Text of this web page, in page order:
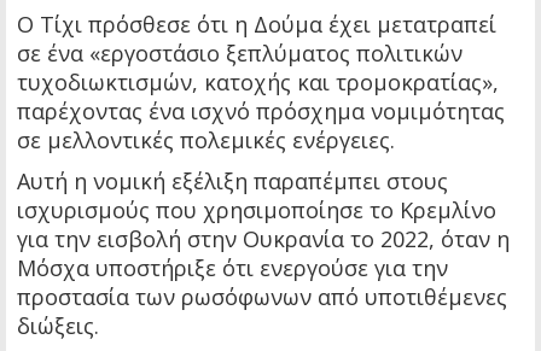
Ο Τίχι πρόσθεσε ότι η Δούμα έχει μετατραπεί
σε ένα «εργοστάσιο ξεπλύματος πολιτικών
τυχοδιωκτισμών, κατοχής και τρομοκρατίας»,
παρέχοντας ένα ισχνό πρόσχημα νομιμότητας
σε μελλοντικές πολεμικές ενέργειες.
Αυτή η νομική εξέλιξη παραπέμπει στους
ισχυρισμούς που χρησιμοποίησε το Κρεμλίνο
για την εισβολή στην Ουκρανία το 2022, όταν η
Μόσχα υποστήριξε ότι ενεργούσε για την
προστασία των ρωσόφωνων από υποτιθέμενες
διώξεις.